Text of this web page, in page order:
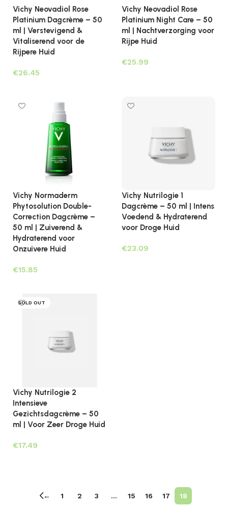
Vichy Neovadiol Rose
Platinium Dagcrème – 50
ml | Verstevigend &
Vitaliserend voor de
Rijpere Huid
€
Vichy Neovadiol Rose
Platinium Night Care – 50
ml | Nachtverzorging voor
Rijpe Huid
€
Vichy Normaderm
Phytosolution Double-
Correction Dagcrème –
50 ml | Zuiverend &
Hydraterend voor
Onzuivere Huid
€
Vichy Nutrilogie 1
Dagcrème – 50 ml | Intens
Voedend & Hydraterend
voor Droge Huid
€
SOLD OUT
Vichy Nutrilogie 2
Intensieve
Gezichtsdagcrème – 50
ml | Voor Zeer Droge Huid
€
← 1 2 3 … 15 16 17 18